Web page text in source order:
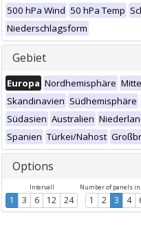
500 hPa Wind 50 hPa Temp
Niederschlagsform
Gebiet
Europa Nordhemisphäre
Skandinavien Südhemisphäre
Südasien Australien
Spanien Türkei/Nahost
Options
Intervall
1 3 6 12 24
Number of panels
1 2 3 4